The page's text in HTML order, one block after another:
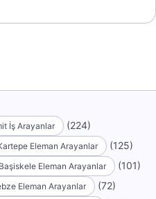
İş Arayanlar (224)
Eleman Arayanlar (125)
Başiskele Eleman Arayanlar (101)
Eleman Arayanlar (72)